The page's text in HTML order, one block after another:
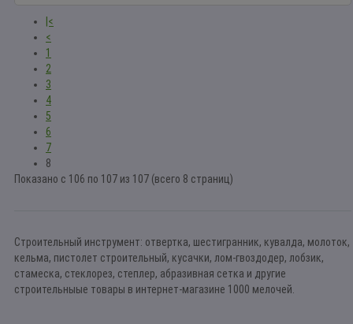
|<
<
1
2
3
4
5
6
7
8
Показано с 106 по 107 из 107 (всего 8 страниц)
Строительный инструмент: отвертка, шестигранник, кувалда, молоток,
кельма, пистолет строительный, кусачки, лом-гвоздодер, лобзик,
стамеска, стеклорез, степлер, абразивная сетка и другие
строительныые товары в интернет-магазине 1000 мелочей.